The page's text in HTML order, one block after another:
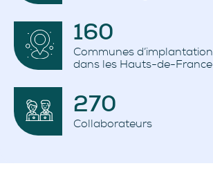
160
Communes d’implantation
dans les Hauts-de-France
270
Collaborateurs